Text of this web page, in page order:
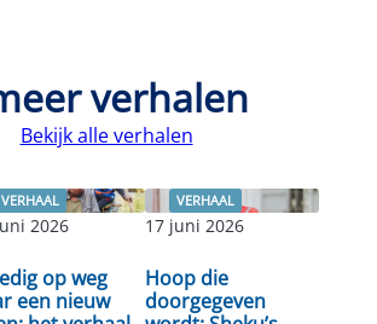
verhalen
Bekijk alle verhalen
VERHAAL
2026
op weg
een nieuw
VERHAAL
17 juni 2026
Hoop die
doorgegeven